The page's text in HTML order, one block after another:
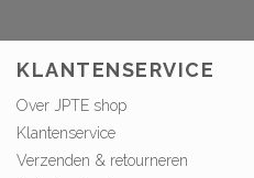
KLANTENSERVICE
Over JPTE shop
Klantenservice
Verzenden & retourneren